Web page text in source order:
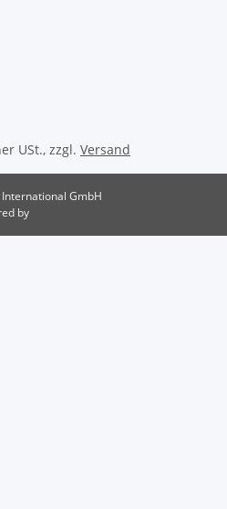
USt., zzgl. Versand
GmbH
by